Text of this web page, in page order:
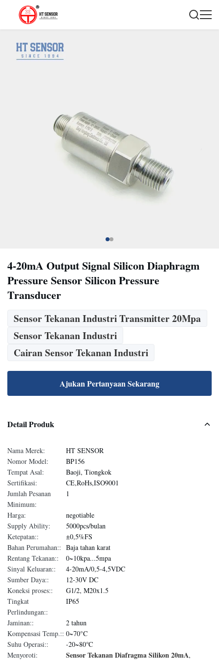
4-20mA Output Signal Silicon Diaphragm
Pressure Sensor Silicon Pressure
Transducer
Sensor Tekanan Industri Transmitter 20Mpa
Sensor Tekanan Industri
Cairan Sensor Tekanan Industri
Ajukan Pertanyaan Sekarang
Detail Produk
Nama Merek:
HT SENSOR
Nomor Model:
BP156
Tempat Asal:
Baoji, Tiongkok
Sertifikasi:
CE,RoHs,ISO9001
Jumlah Pesanan
Minimum:
1
Harga:
negotiable
Supply Ability:
5000pcs/bulan
Ketepatan::
±0,5%FS
Bahan Perumahan:: Baja tahan karat
Rentang Tekanan::
0~10kpa...5mpa
Sinyal Keluaran::
4-20mA/0,5-4,5VDC
Sumber Daya::
12-30V DC
Koneksi proses::
G1/2, M20x1.5
Tingkat
Perlindungan::
IP65
Jaminan::
2 tahun
Kompensasi Temp.:: 0~70°C
Suhu Operasi::
-20~80℃
Menyoroti:
Sensor Tekanan Diafragma Silikon 20mA,